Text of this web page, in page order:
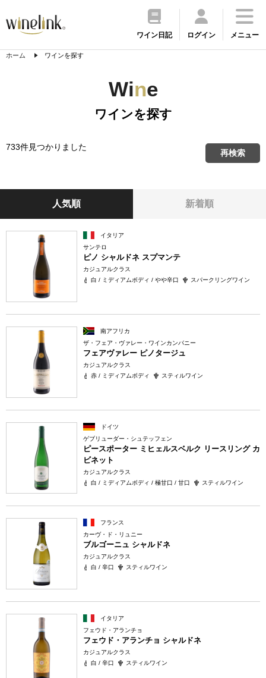
ワイン日記 ログイン メニュー
ホーム ワインを探す
Wine
ワインを探す
733件見つかりました
再検索
人気順 新着順
イタリア
サンテロ
ピノ シャルドネ スプマンテ
カジュアルクラス
白 / ミディアムボディ / やや辛口
スパークリングワイン
南アフリカ
ザ・フェア・ヴァレー・ワインカンパニー
フェアヴァレー ピノタージュ
カジュアルクラス
赤 / ミディアムボディ
スティルワイン
ドイツ
ゲブリューダー・シュテッフェン
ピースポーター ミヒェルスベルク リースリング カ
ビネット
カジュアルクラス
白 / ミディアムボディ / 極甘口 / 甘口
スティルワイン
フランス
カーヴ・ド・リュニー
ブルゴーニュ シャルドネ
カジュアルクラス
白 / 辛口
スティルワイン
イタリア
フェウド・アランチョ
フェウド・アランチョ シャルドネ
カジュアルクラス
白 / 辛口
スティルワイン